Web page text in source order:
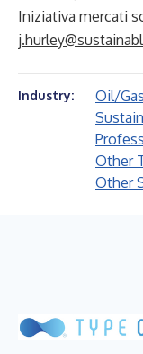
Iniziativa mercati
Industry: Oil/Gas
Other
Other